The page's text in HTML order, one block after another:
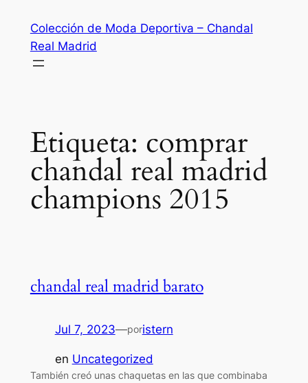
contenido
Colección de Moda Deportiva – Chandal
Real Madrid
Etiqueta: comprar
chandal real madrid
champions 2015
chandal real madrid barato
Jul 7, 2023—poristern
en Uncategorized
También creó unas chaquetas en las que combinaba